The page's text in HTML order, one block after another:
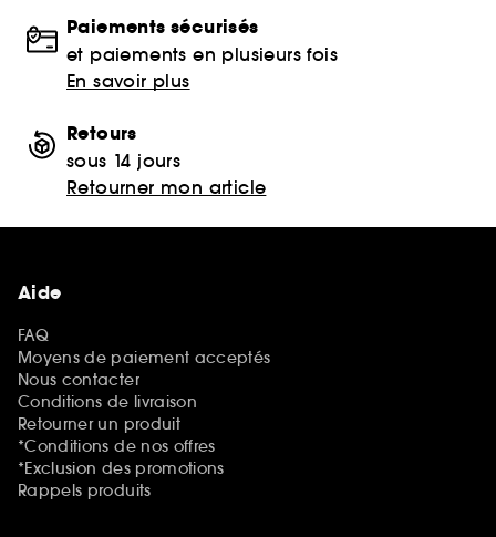
Paiements sécurisés
et paiements en plusieurs fois
En savoir plus
Retours
sous 14 jours
Retourner mon article
Aide
FAQ
Moyens de paiement acceptés
Nous contacter
Conditions de livraison
Retourner un produit
*Conditions de nos offres
*Exclusion des promotions
Rappels produits